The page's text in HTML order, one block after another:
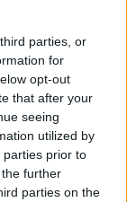
parties, or
for
opt-out
that after your
seeing
utilized by
parties prior to
further
parties on the
Κεράσματα
συλλόγων